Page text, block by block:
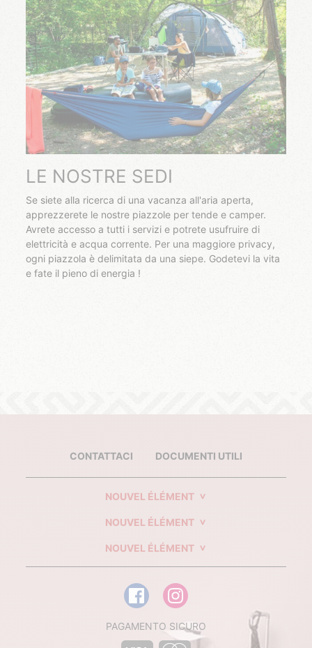
LE NOSTRE SEDI
Se siete alla ricerca di una vacanza all'aria aperta,
apprezzerete le nostre piazzole per tende e camper.
Avrete accesso a tutti i servizi e potrete usufruire di
elettricità e acqua corrente. Per una maggiore privacy,
ogni piazzola è delimitata da una siepe. Godetevi la vita
e fate il pieno di energia !
CONTATTACI DOCUMENTI UTILI
NOUVEL ÉLÉMENT
NOUVEL ÉLÉMENT
NOUVEL ÉLÉMENT
PAGAMENTO SICURO